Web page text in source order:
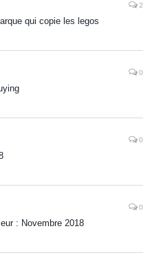
2
qui copie les legos
0
0
0
: Novembre 2018